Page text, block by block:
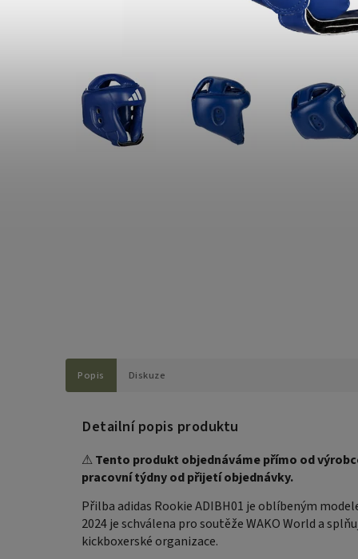
Popis Diskuze
Detailní popis produktu
⚠Tento produkt objednáváme přímo od
pracovní týdny od přijetí objednávky.
Přilba adidas Rookie ADIBH01 je oblíbeným
2024 je schválena pro soutěže WAKO World a
kickboxerské organizace.